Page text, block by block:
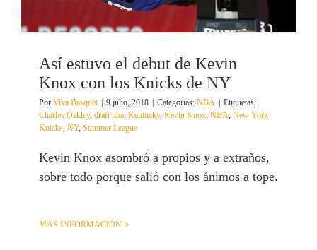
Así estuvo el debut de Kevin
Knox con los Knicks de NY
Por Viva Basquet 9 julio, 2018 Categorías: NBA
Etiquetas:
Charles Oakley, draft nba, Kentucky, Kevin Knox, NBA, New York
Knicks, NY, Summer League
Kevin Knox asombró a propios y a extraños,
sobre todo porque salió con los ánimos a tope.
MÁS INFORMACIÓN